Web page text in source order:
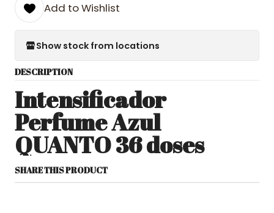
Add to Wishlist
Show stock from locations
DESCRIPTION
Intensificador
Perfume Azul
QUANTO 36 doses
SHARE THIS PRODUCT